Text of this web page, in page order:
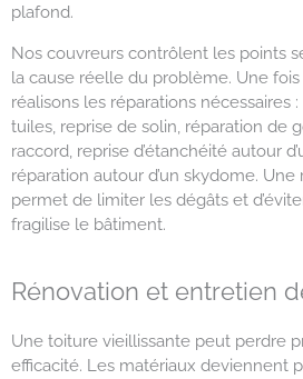
plafond.
Nos couvreurs contrôlent les points
la cause réelle du problème. Une fois
réalisons les réparations nécessaires
tuiles, reprise de solin, réparation de
raccord, reprise d’étanchéité autour
réparation autour d’un skydome.
permet de limiter les dégâts et
fragilise le bâtiment.
Rénovation et entretien
Une toiture vieillissante peut perdre
efficacité. Les matériaux deviennent